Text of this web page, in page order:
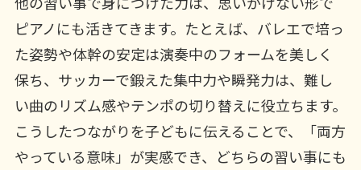
ピアノにも活きてきます。たとえば、バレエで培っ
た姿勢や体幹の安定は演奏中のフォームを美しく
保ち、サッカーで鍛えた集中力や瞬発力は、難し
い曲のリズム感やテンポの切り替えに役立ちます。
こうしたつながりを子どもに伝えることで、「両方
やっている意味」が実感でき、どちらの習い事にも